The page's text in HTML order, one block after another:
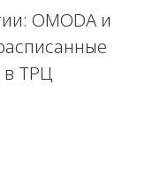
OMODA и
в ТРЦ